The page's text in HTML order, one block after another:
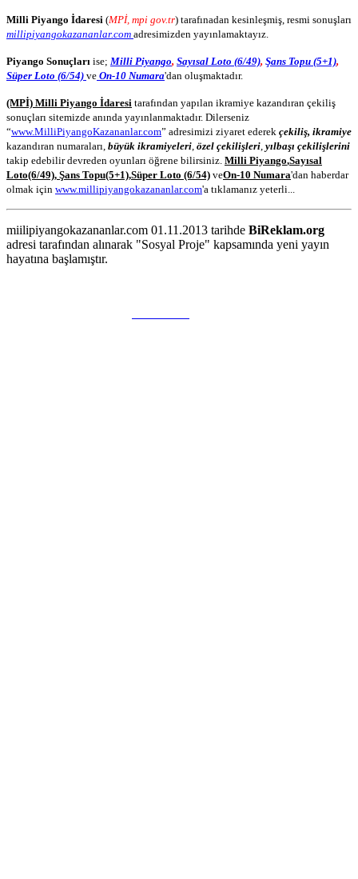
Milli Piyango İdaresi (MPİ, mpi gov.tr) tarafınadan kesinleşmiş, resmi sonuşları
millipiyangokazananlar.com adresimizden yayınlamaktayız.
Piyango Sonuçları ise; Milli Piyango, Sayısal Loto (6/49), Şans Topu (5+1),
Süper Loto (6/54) ve On-10 Numara'dan oluşmaktadır.
(MPİ) Milli Piyango İdaresi tarafından yapılan ikramiye kazandıran çekiliş
sonuçları sitemizde anında yayınlanmaktadır. Dilerseniz
“www.MilliPiyangoKazananlar.com” adresimizi ziyaret ederek çekiliş, ikramiye
kazandıran numaraları, büyük ikramiyeleri özel çekilişleri yılbaşı çekilişlerini
takip edebilir devreden oyunları öğrene bilirsiniz. Milli Piyango,Sayısal
Loto(6/49), Şans Topu(5+1),Süper Loto (6/54) veOn-10 Numara'dan haberdar
olmak için www.millipiyangokazananlar.com'a tıklamanız yeterli...
miilipiyangokazananlar.com 01.11.2013 tarihde BiReklam.org
adresi tarafından alınarak "Sosyal Proje" kapsamında yeni yayın
hayatına başlamıştır.